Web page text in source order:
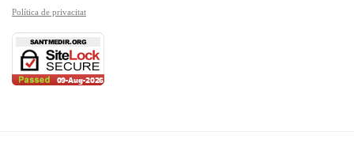
Política de privacitat